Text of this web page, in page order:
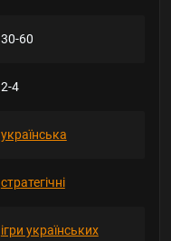
30-60
2-4
українська
стратегічні
ігри українських